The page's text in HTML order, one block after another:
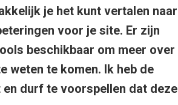
je het kunt vertalen naar
voor je site. Er zijn
beschikbaar om meer over
weten te komen. Ik heb de
durf te voorspellen dat deze